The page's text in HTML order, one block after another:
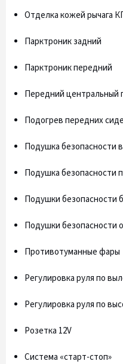
Отделка кожей рычага
Парктроник задний
Парктроник передний
Передний центральный
Подогрев передних
Подушка безопасности
Подушка безопасности
Подушки безопасности
Подушки безопасности
Противотуманные фары
Регулировка руля по
Регулировка руля по
Розетка 12V
Система «старт-стоп»